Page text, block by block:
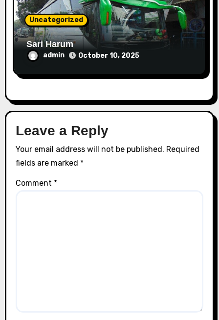
Uncategorized
Sari Harum
admin October 10, 2025
Leave a Reply
Your email address will not be published. Required
fields are marked *
Comment *